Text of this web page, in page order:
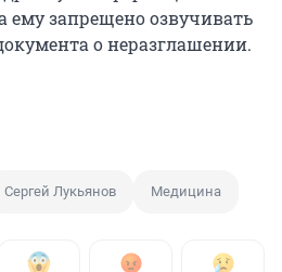
ему запрещено озвучивать
о неразглашении.
Сергей Лукьянов Медицина